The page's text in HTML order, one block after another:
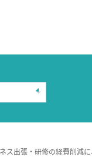
出張・研修の経費削減